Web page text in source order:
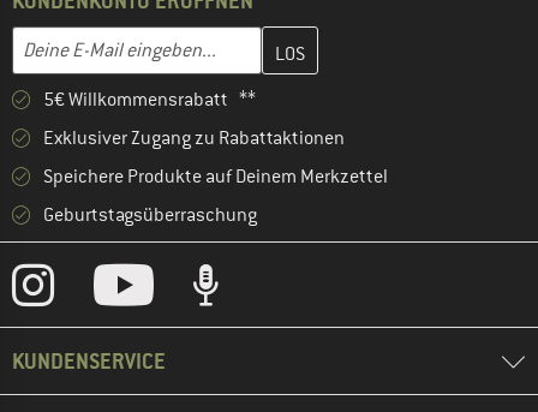
E-Mail-Adresse
Gib hier deine E-Mail-Adresse ein und erstelle im nächsten
5€ Willkommensrabatt **
Exklusiver Zugang zu Rabattaktionen
Speichere Produkte auf Deinem Merkzettel
Geburtstagsüberraschung
KUNDENSERVICE